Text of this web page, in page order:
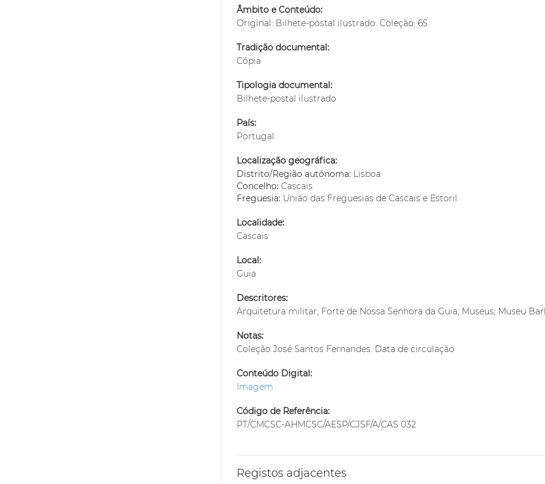
Âmbito e Conteúdo:
Original: Bilhete-postal ilustrado. Coleção: 65.
Tradição documental:
Cópia
Tipologia documental:
Bilhete-postal ilustrado
País:
Portugal
Localização geográfica:
Distrito/Região autónoma: Lisboa
Concelho: Cascais
Freguesia: União das Freguesias de Cascais e Estoril
Localidade:
Cascais
Local:
Guia
Descritores:
Arquitetura militar; Forte de Nossa Senhora da Guia; Museus; Museu
Notas:
Coleção José Santos Fernandes. Data de circulação
Conteúdo Digital:
Imagem
Código de Referência:
PT/CMCSC-AHMCSC/AESP/CJSF/A/CAS 032
Registos adjacentes